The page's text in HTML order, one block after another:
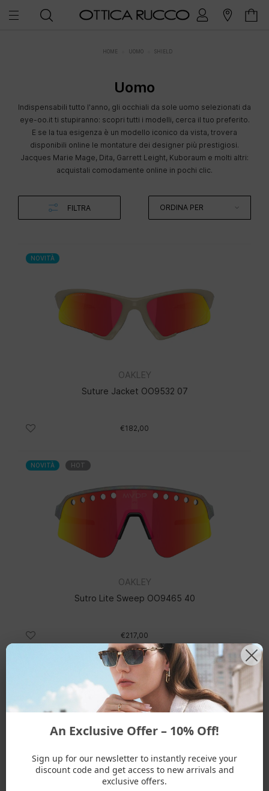
HOME UOMO SHIELD
FILTRA
Uomo
Indispensabili tutto l'anno, gli occhiali da sole uomo selezionati da
eye-oo.it ti stupiranno: scopri tutti i modelli, cerca il tuo preferito.
E se la tua esigenza è un modello iconico da vista, trovera
disponibili online le montature dei designer più prestigiosi.
Jacques Marie Mage, Dita, Garrett Leight, Kuboraum e molti altri:
acquistali comodamente online in pochi clic.
ORDINA PER
NOVITÀ
OAKLEY
Suture Jacket OO9532 07
€182,00
NOVITÀ HOT
OAKLEY
Sutro Lite Sweep OO9465 40
€217,00
An Exclusive Offer – 10% Off!
Sign up for our newsletter to instantly receive your
discount code and get access to new arrivals and
exclusive offers.